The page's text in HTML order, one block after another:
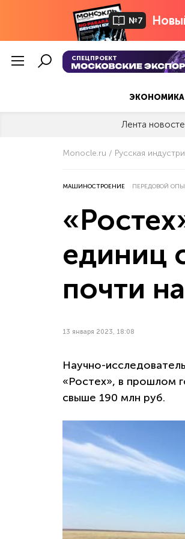
№7
СПЕЦПРОЕКТ
ЭКОНОМИКА
Лента
Monocle.ru Русская
МАШИНОСТРОЕНИЕ ПЕРЕДОВОЙ
единиц
почти
13 января 2023, 18:08
Научно-
«Ростех», в прошлом
свыше 190 млн руб.